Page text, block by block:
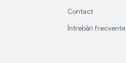
Contact
Întrebări frecvente